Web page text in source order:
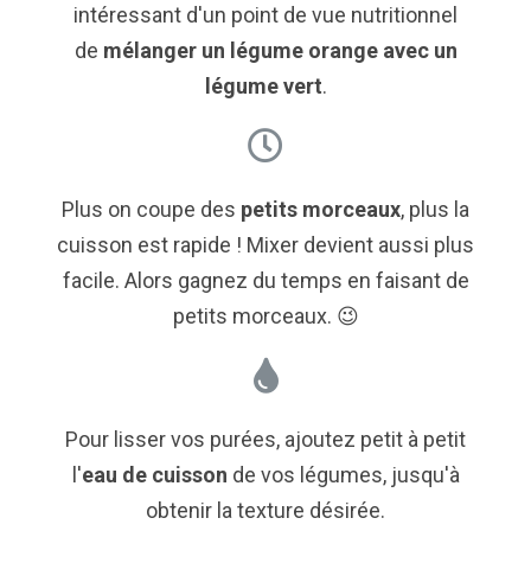
intéressant d'un point de vue nutritionnel
de mélanger un légume orange avec un
légume vert.
Plus on coupe des petits morceaux, plus la
cuisson est rapide ! Mixer devient aussi plus
facile. Alors gagnez du temps en faisant de
petits morceaux. 😉
Pour lisser vos purées, ajoutez petit à petit
l'eau de cuisson de vos légumes, jusqu'à
obtenir la texture désirée.